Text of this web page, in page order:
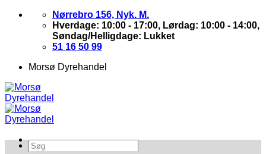
Skip
Nørrebro 156, Nyk. M.
Hverdage: 10:00 - 17:00, Lørdag: 10:00 - 14:00,
Søndag/Helligdage: Lukket
51 16 50 99
Morsø Dyrehandel